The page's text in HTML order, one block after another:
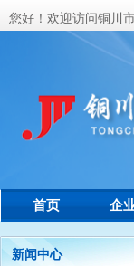
首页 企
您好！欢迎访问铜川
新闻中心